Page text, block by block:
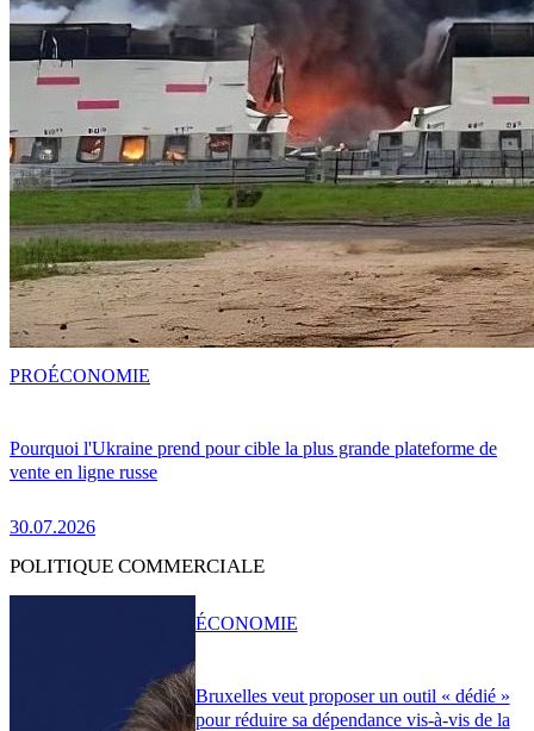
Pourquoi l'Ukraine prend pour cible la plus grande plateforme de
vente en ligne russe
30.07.2026
PROÉCONOMIE
POLITIQUE COMMERCIALE
Bruxelles veut proposer un outil « dédié »
pour réduire sa dépendance vis-à-vis de la
ÉCONOMIE